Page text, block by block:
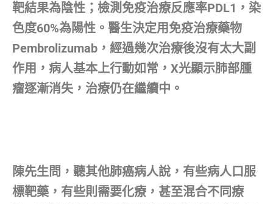
靶結果為陰性；檢測免疫治療反應率PDL1，染
色度60%為陽性。醫生決定用免疫治療藥物
Pembrolizumab，經過幾次治療後沒有太大副
作用，病人基本上行動如常，X光顯示肺部腫
瘤逐漸消失，治療仍在繼續中。
陳先生問，聽其他肺癌病人說，有些病人口服
標靶藥，有些則需要化療，甚至混合不同療